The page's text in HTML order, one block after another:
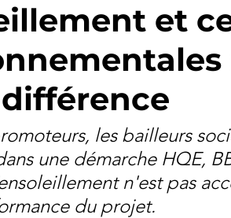
et
les bailleurs
une démarche HQE,
n'est pas
du projet.